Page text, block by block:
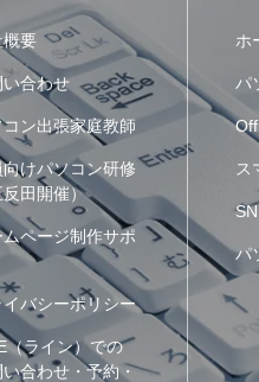
概要
合わせ
コン出張家庭教師
けパソコン研修
反田開催）
ムページ制作サポ
バシーポリシー
（ライン）での
い合わせ・予約・
ホ
パ
ス
パ